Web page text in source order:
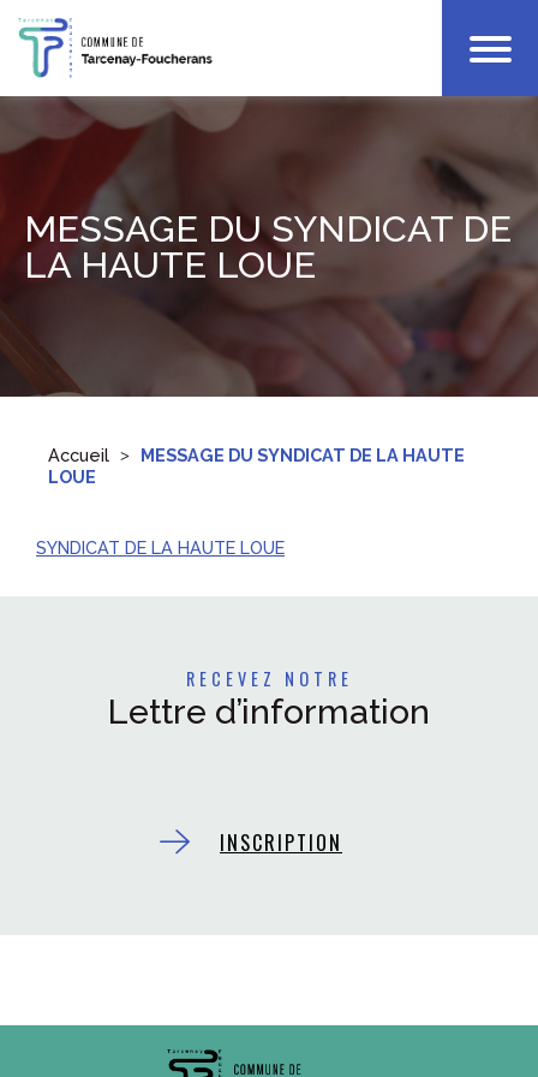
Votre Mairie
Culture & Loisirs
MESSAGE DU SYNDICAT DE
LA HAUTE LOUE
Accueil
MESSAGE DU SYNDICAT DE LA HAUTE
LOUE
SYNDICAT DE LA HAUTE LOUE
RECEVEZ NOTRE
Lettre d’information
INSCRIPTION